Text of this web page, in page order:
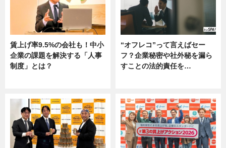
賃上げ率9.5%の会社も！中小
企業の課題を解決する「人事
制度」とは？
“オフレコ”って言えばセー
フ？企業秘密や社外秘を漏ら
すことの法的責任を…